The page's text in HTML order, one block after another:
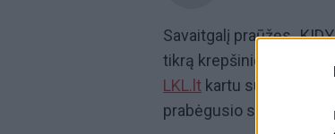
Savaitgalį praūžęs
tikrą krepšinio šou.
LKL.lt kartu su lažybų
prabėgusio savaitgalio